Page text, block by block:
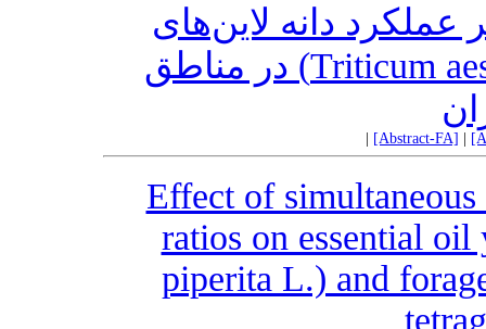
دانه لاین‌های
امیدبخش گندم نان (.Triticum aestivum L) در مناطق
[Abstract-FA]
Effect of
ratios on essential
piperita L.) and